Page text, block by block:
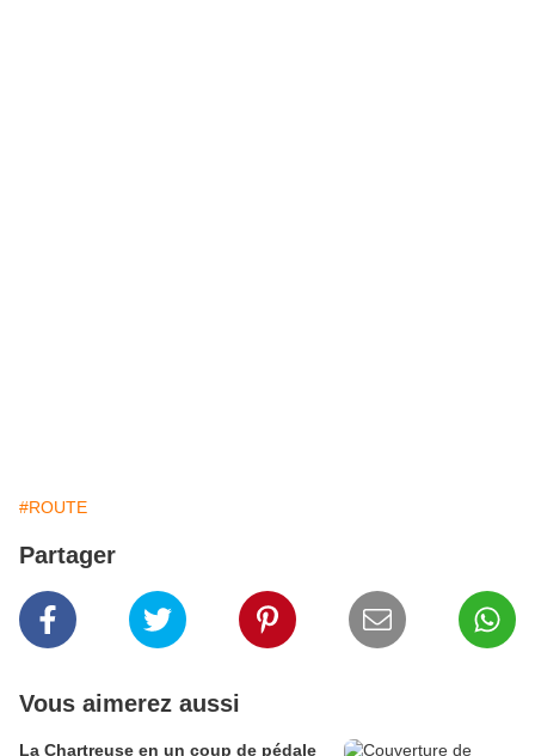
#ROUTE
Partager
Vous aimerez aussi
La Chartreuse en un coup de pédale